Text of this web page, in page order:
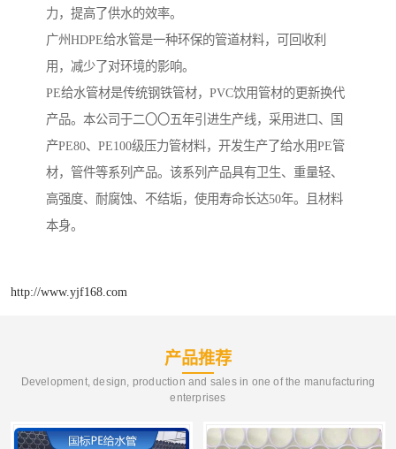
力，提高了供水的效率。
广州HDPE给水管是一种环保的管道材料，可回收利
用，减少了对环境的影响。
PE给水管材是传统钢铁管材，PVC饮用管材的更新换代
产品。本公司于二〇〇五年引进生产线，采用进口、国
产PE80、PE100级压力管材料，开发生产了给水用PE管
材，管件等系列产品。该系列产品具有卫生、重量轻、
高强度、耐腐蚀、不结垢，使用寿命长达50年。且材料
本身。
http://www.yjf168.com
产品推荐
Development, design, production and sales in one of the manufacturing
enterprises